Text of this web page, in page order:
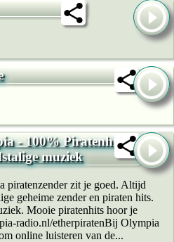
- 100% Piratenhits
muziek
piratenzender zit je goed. Altijd
geheime zender en piraten hits.
Mooie piratenhits hoor je
radio.nl/etherpiratenBij Olympia
online luisteren van de...